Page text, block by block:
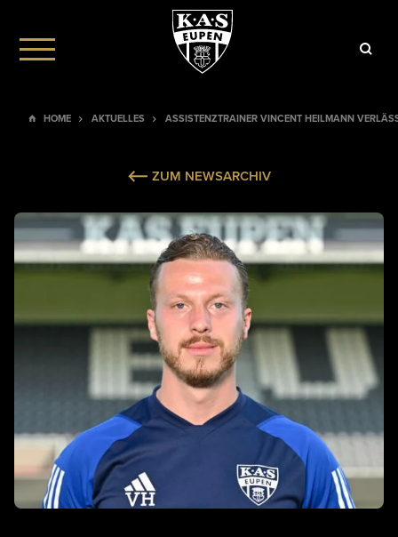
HOME AKTUELLES ASSISTENZTRAINER VINCENT HEILMANN
ZUM NEWSARCHIV